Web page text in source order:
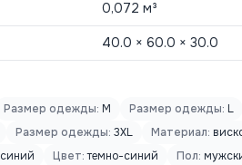
0,072 м³
40.0 × 60.0 × 30.0
Размер одежды: M Размер одежды: L
Размер одежды: 3XL Материал:
синий Цвет:темно-синий Пол: